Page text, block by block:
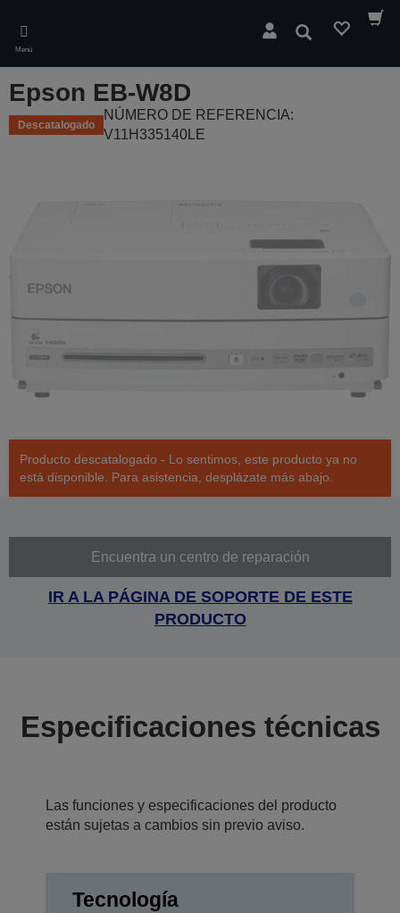
main
content
Menú
Buscar
Epson EB-W8D
Descatalogado
NÚMERO DE REFERENCIA:
V11H335140LE
Producto descatalogado - Lo sentimos, este producto ya no
está disponible. Para asistencia, desplázate más abajo.
Encuentra un centro de reparación
IR A LA PÁGINA DE SOPORTE DE ESTE
PRODUCTO
Especificaciones técnicas
Las funciones y especificaciones del producto
están sujetas a cambios sin previo aviso.
Tecnología